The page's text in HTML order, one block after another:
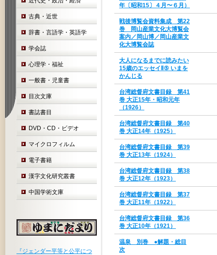
古典・近世
辞書・言語学・英語学
学会誌
心理学・福祉
一般書・児童書
目次文庫
書誌書目
DVD・CD・ビデオ
マイクロフィルム
電子書籍
漢字文化研究叢書
中国学術文庫
『ジェンダー平等と公平につ
年〔昭和15〕４月〜６月）
戦後博覧会資料集成 第22
巻 岡山産業文化大博覧会
案内／岡山博／岡山産業文
化大博覧会誌
大人になるまでに読みたい
15歳のエッセイⅡ⑤ いまを
かんじる
台湾総督府文書目録 第41
巻 大正15年・昭和元年
（1926）
台湾総督府文書目録 第40
巻 大正14年（1925）
台湾総督府文書目録 第39
巻 大正13年（1924）
台湾総督府文書目録 第38
巻 大正12年（1923）
台湾総督府文書目録 第37
巻 大正11年（1922）
台湾総督府文書目録 第36
巻 大正10年（1921）
温泉 別巻 ●解題・総目
次